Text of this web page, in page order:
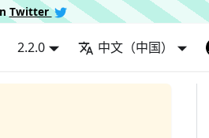
Twitter
2.2.0 中文（中国）